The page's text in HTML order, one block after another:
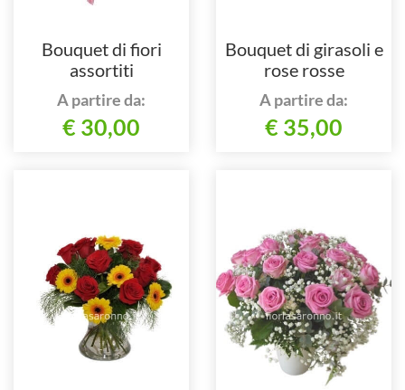
Bouquet di fiori
assortiti
A partire da:
€ 30,00
Bouquet di girasoli e
rose rosse
A partire da:
€ 35,00